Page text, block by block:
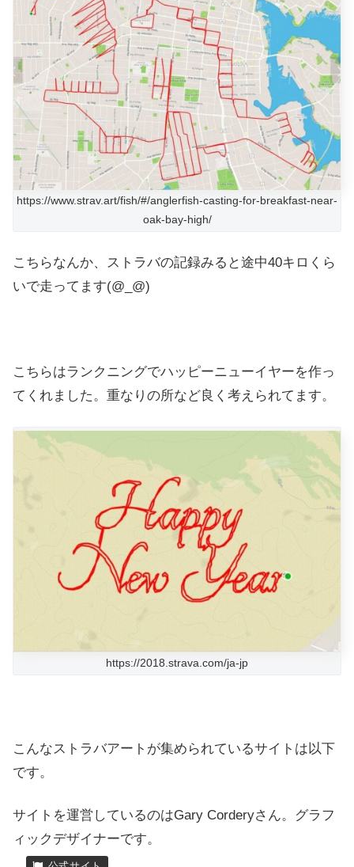
https://www.strav.art/fish/#/anglerfish-casting-for-breakfast-near-
oak-bay-high/
こちらなんか、ストラバの記録みると途中40キロくら
いで走ってます(@_@)
こちらはランクニングでハッピーニューイヤーを作っ
てくれました。重なりの所など良く考えられてます。
https://2018.strava.com/ja-jp
こんなストラバアートが集められているサイトは以下
です。
サイトを運営しているのはGary Corderyさん。グラフ
ィックデザイナーです。